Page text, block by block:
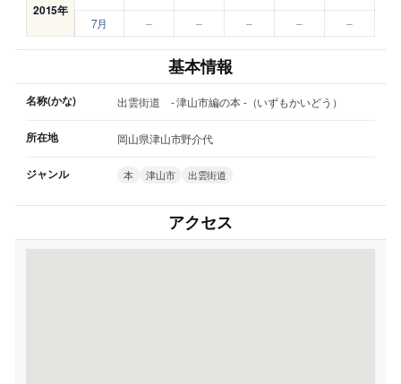
2015年
7月
– – – – –
基本情報
名称(かな) 出雲街道 - 津山市編の本 -（いずもかいどう）
所在地 岡山県津山市野介代
ジャンル 本 津山市 出雲街道
アクセス